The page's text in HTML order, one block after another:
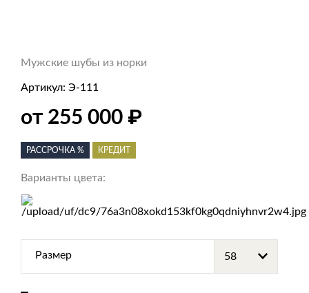
Мужские шубы из норки
Артикул: Э-111
от 255 000 ₽
РАССРОЧКА % КРЕДИТ
Варианты цвета:
Размер